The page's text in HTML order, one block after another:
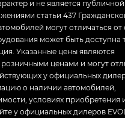
и не является публичной
статьи 437
могут отличаться от
может быть доступна
Указанные цены являются
ценами и могут
у официальных
о наличии автомобилей,
условиях приобретения
у официальных дилеров